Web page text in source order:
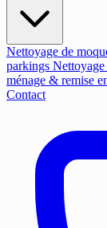
Nettoyage de
parkings Nettoyage
ménage & remise
Contact